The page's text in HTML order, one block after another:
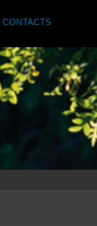
CONTACTS